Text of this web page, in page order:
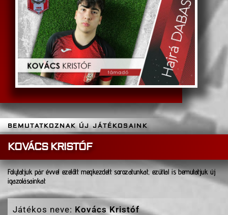
BEMUTATKOZNAK ÚJ JÁTÉKOSAINK
KOVÁCS KRISTÓF
Folytatjuk pár évvel ezelőtt megkezdett sorozatunkat, ezúttal is bemutatjuk új
igazolásainkat
Játékos neve: Kovács Kristóf